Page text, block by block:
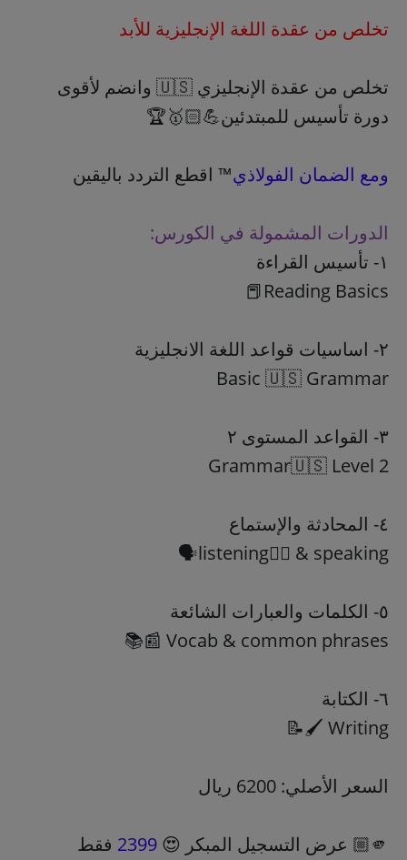
تخلص من عقدة اللغة الإنجليزية للأبد
تخلص من عقدة الإنجليزي 🇺🇸 وانضم لأقوى
دورة تأسيس للمبتدئين💪🏻‏​​‏​​‏​​‏​​‏​​‏​​‏​​‏​​‏​​‏​​‏​​‏​​‏​​‏​​‏​​‏​​‏​​‏​​‏​​‏​​‏​​‏​​‏​​‏​​‏​​‏​​‏​​‏​​‏​​‏​​‏​​‏​​‏​​‏​​‏​​‏​​‏​​‏​​‏​​‏​​‏​​‏​​‏​​‏​​‏​​‏​​‏​​‏​​‏​​‏​​‏​​‏​​‏​​‏​​‏​​‏​​‏​​‏​​‏​​‏​​‏​​‏​​‏​​‏​​‏​​‏​​‏​​‏​​‏​​‏​​‏​​‏​​‏​​‏​​‏​​‏​​‏​​‏​​‏​​‏​​‏​​‏​​‏​​‏​​‏​​‏​​‏​​‏​​‏​​‏​​‏​​‏​​‏​​‏​​‏​​‏​​‏​​‏​​‏​​‏​​‏​​‏​​‏​​‏​​‏​​‏​​‏​​‏​​‏​​‏​​‏​​‏​​‏​​‏​​‏​​‏​​‏​​‏​​‏​​‏​​‏​​‏​​‏​​‏​​‏​​‏​​‏​​‏​​‏​​‏​​‏​​‏​​‏​​‏​​‏​​‏​​‏​​‏​​‏​​‏​​‏​​‏​​‏​​‏​​‏​​‏​​‏​​‏​​‏​​‏​​‏​​‏​​‏​​‏​​‏​​‏​​‏​​‏​​‏​​‏​​‏​​‏​​‏​​‏​​‏​​‏​​‏​​‏​​‏​​‏​​‏​​‏​​‏​​‏​​‏​​‏​​‏​​‏​​‏​​‏​​‏​​‏​​‏​​‏​​‏​​‏​​‏​​‏​​‏​​‏​​‏​​‏​​‏​​‏​​‏​​‏​​‏​​‏​​‏​​‏​​‏​​‏​​‏​​‏​​‏​​‏​​‏​​‏​​‏​​‏​​‏​​‏​​‏​​‏​​‏​​‏​​‏​​‏​​‏​​‏​​‏​​‏​​‏​​‏​​‏​​‏​​‏​​‏​​‏​​‏​​‏​​‏​​‏​​‏​​‏​​‏​​‏​​‏​​‏​​‏​​‏​​‏​​‏​​‏​​‏​​‏​​‏​​‏​​‏​​‏​​‏​​‏​​‏​​‏​​‏​​‏​​‏​​‏​​‏​​‏​​‏​​‏​​‏​​‏​​‏​​‏​​‏​​‏​​‏​​‏​​‏​​‏​​‏​​‏​​‏​​‏​​‏​​‏​​‏​​‏​​‏​​‏​​‏​​‏​​‏​​‏​​‏​​‏​​‏​​‏​​‏​​‏​​‏​​‏​​‏​​‏​​‏​​‏​​‏​​‏​​‏​​‏​​‏​​‏​​‏​​‏​​‏​​‏​​‏​​‏​​‏​​‏​​‏​​‏​​‏​​‏​​‏​​‏​​‏​​‏​​‏​​‏​​‏​​‏​​‏​​‏​​‏​​‏​​‏​​‏​​‏​​‏​​‏​​‏​​‏​​‏​​‏​​‏​​‏​​‏​​‏​​​​‏​​‏​​‏​​‏​​‏​​‏​​‏​​‏​​‏​​‏​​‏​​‏​​‏​​‏​​‏​​‏​​‏​​‏​​‏​​‏​​‏​​‏​​‏​​‏​​‏​​‏​​‏​​‏​​‏​​‏​​‏​​‏​​‏​​‏​​‏​​‏​​‏​​‏​​‏​​‏​​‏​​‏​​‏​​‏​​‏​​‏​​‏​​‏​​‏​​‏​​‏​​‏​​‏​​‏​​‏​​‏​​‏​​‏​​‏​​‏​​‏​​‏​​‏​​‏​​‏​​‏​​‏​​‏🥇🏆
ومع الضمان الفولاذي™️ اقطع التردد باليقين
الدورات المشمولة في الكورس:
١- تأسيس القراءة
٢- اساسيات قواعد اللغة الانجليزية
٣- القواعد المستوى ٢
٤- المحادثة والإستماع
٥- الكلمات والعبارات الشائعة
٦- الكتابة
السعر الأصلي: 6200 ريال
🫵🏼 عرض التسجيل المبكر 😍 2399 فقط